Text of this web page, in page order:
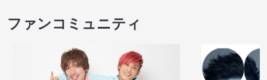
ファンコミュニティ